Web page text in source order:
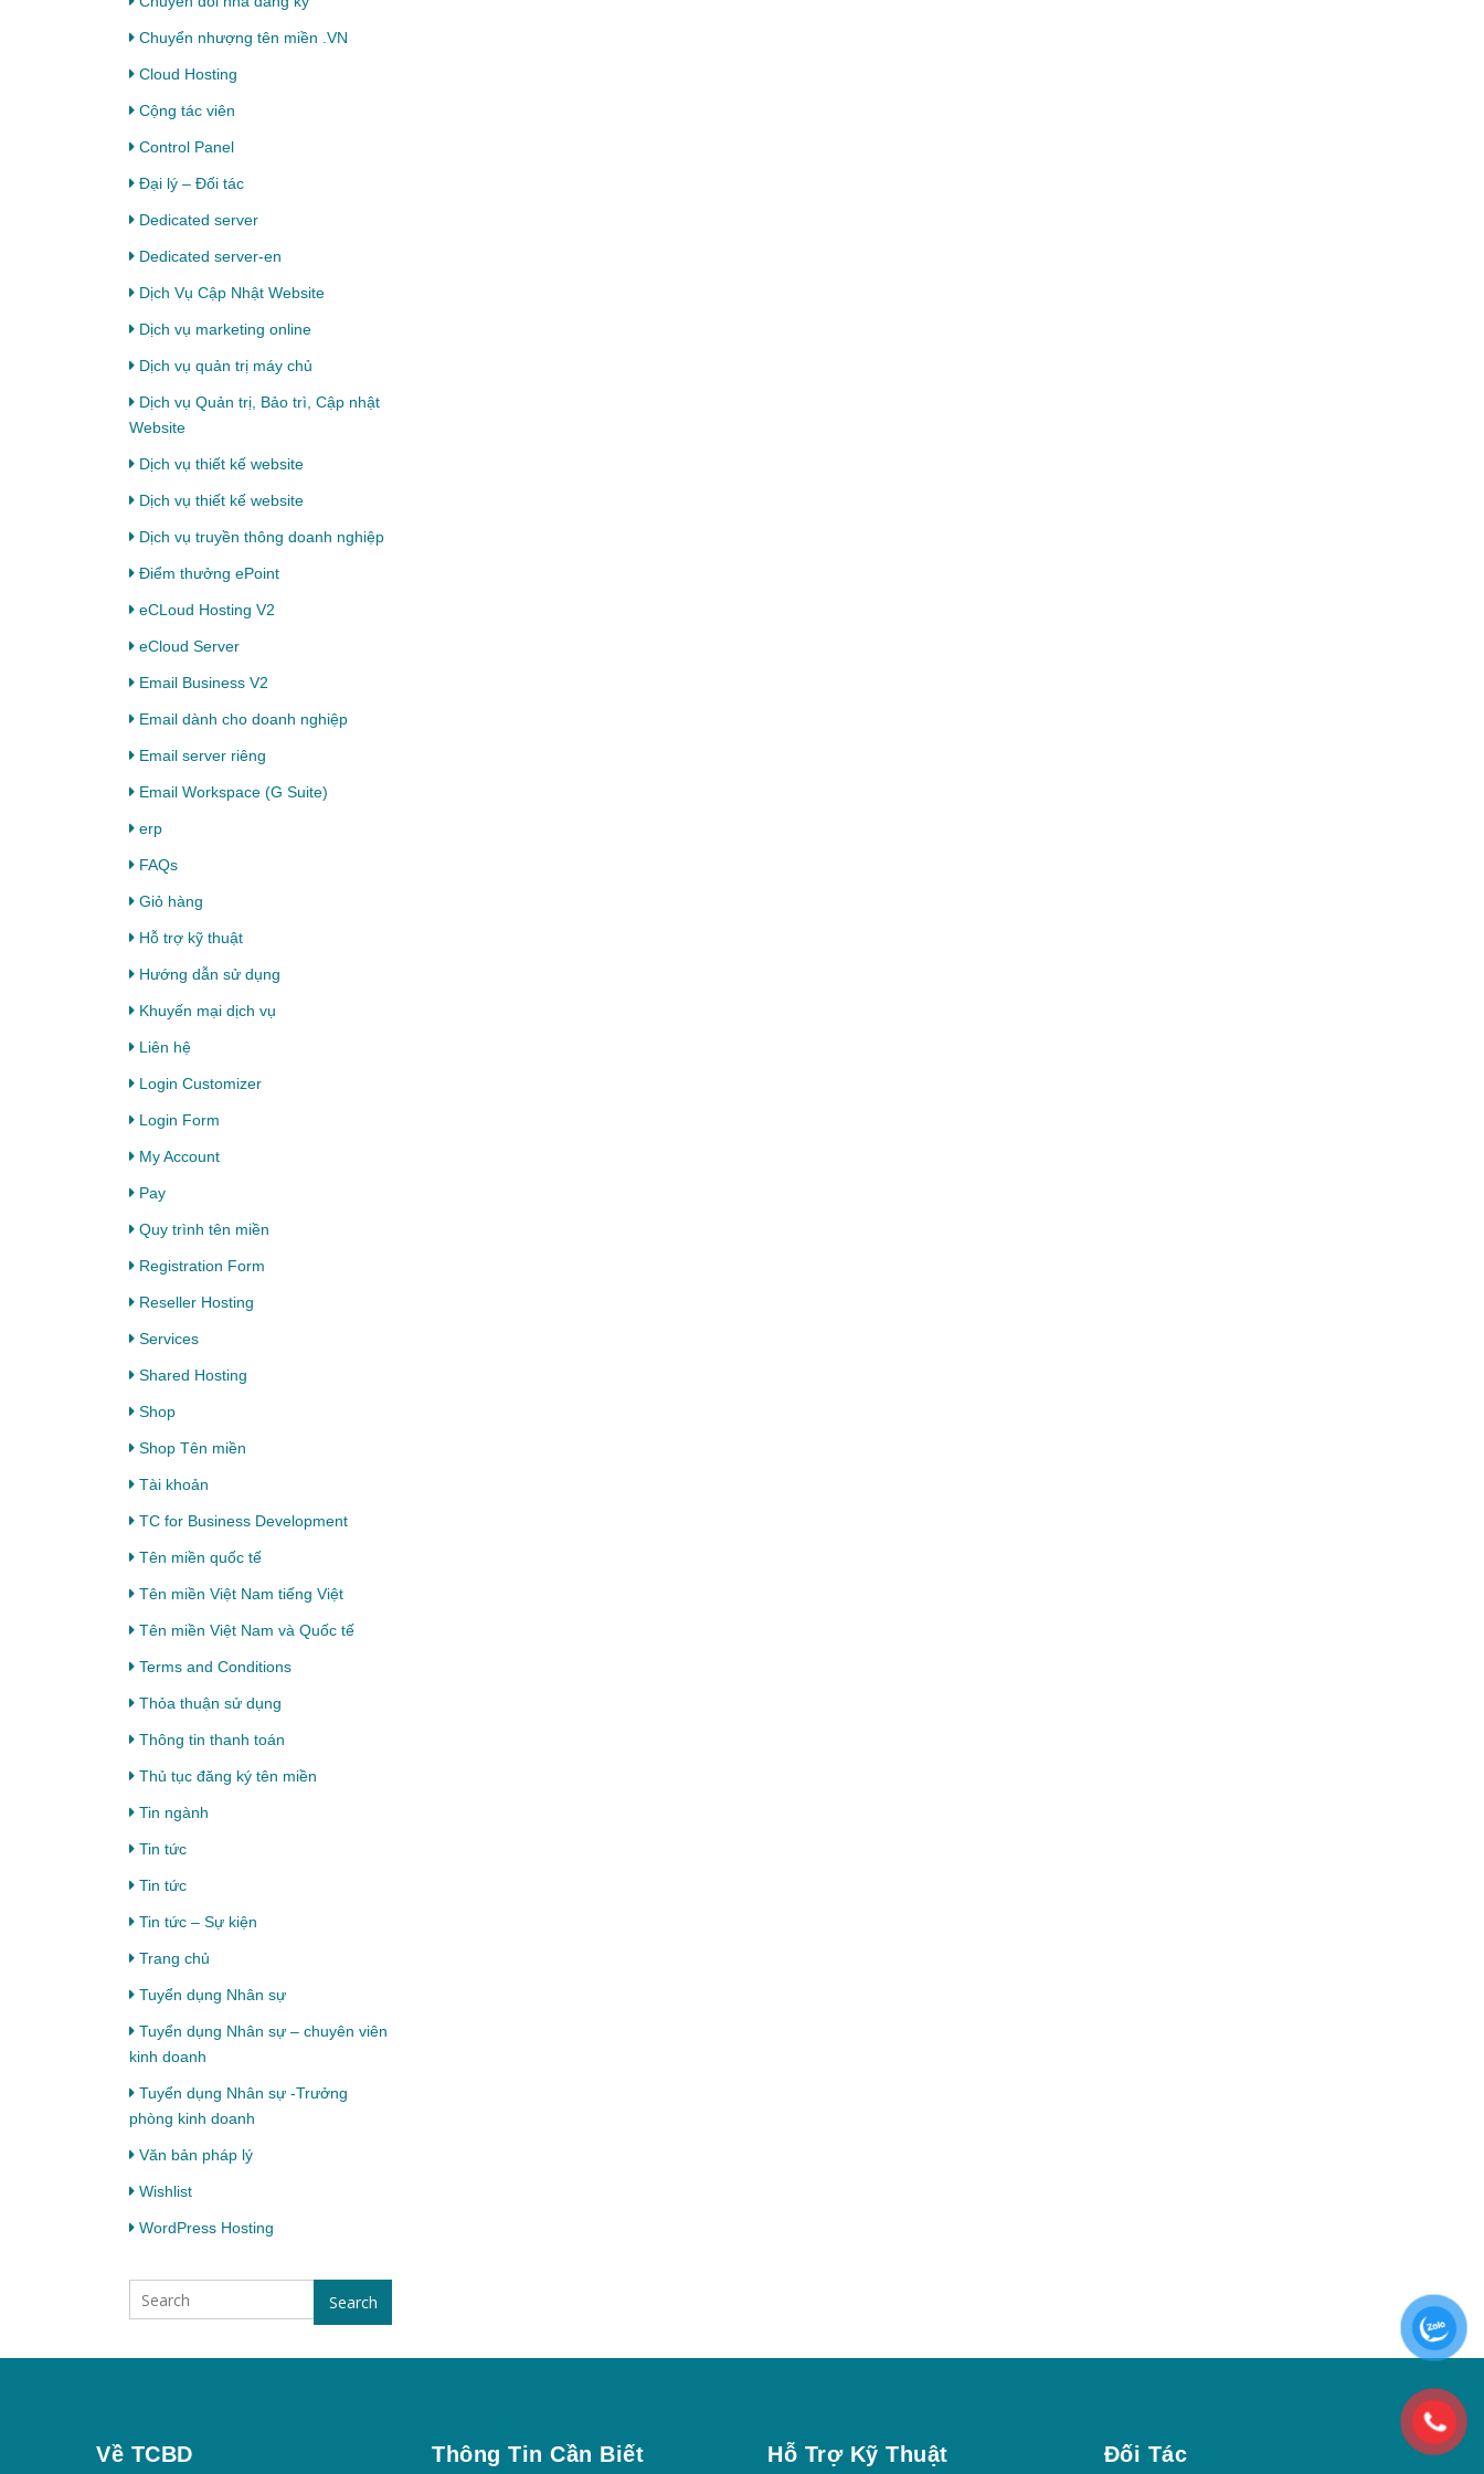
Chuyển nhượng tên miền .VN
Cloud Hosting
Cộng tác viên
Control Panel
Đại lý – Đối tác
Dedicated server
Dedicated server-en
Dịch Vụ Cập Nhật Website
Dịch vụ marketing online
Dịch vụ quản trị máy chủ
Dịch vụ Quản trị, Bảo trì, Cập nhật
Website
Dịch vụ thiết kế website
Dịch vụ thiết kế website
Dịch vụ truyền thông doanh nghiệp
Điểm thưởng ePoint
eCLoud Hosting V2
eCloud Server
Email Business V2
Email dành cho doanh nghiệp
Email server riêng
Email Workspace (G Suite)
erp
FAQs
Giỏ hàng
Hỗ trợ kỹ thuật
Hướng dẫn sử dụng
Khuyến mại dịch vụ
Liên hệ
Login Customizer
Login Form
My Account
Pay
Quy trình tên miền
Registration Form
Reseller Hosting
Services
Shared Hosting
Shop
Shop Tên miền
Tài khoản
TC for Business Development
Tên miền quốc tế
Tên miền Việt Nam tiếng Việt
Tên miền Việt Nam và Quốc tế
Terms and Conditions
Thỏa thuận sử dụng
Thông tin thanh toán
Thủ tục đăng ký tên miền
Tin ngành
Tin tức
Tin tức
Tin tức – Sự kiện
Trang chủ
Tuyển dụng Nhân sự
Tuyển dụng Nhân sự – chuyên viên
kinh doanh
Tuyển dụng Nhân sự -Trưởng
phòng kinh doanh
Văn bản pháp lý
Wishlist
WordPress Hosting
Search
Về TCBD Thông Tin Cần Biết Hỗ Trợ Kỹ Thuật Đối Tác